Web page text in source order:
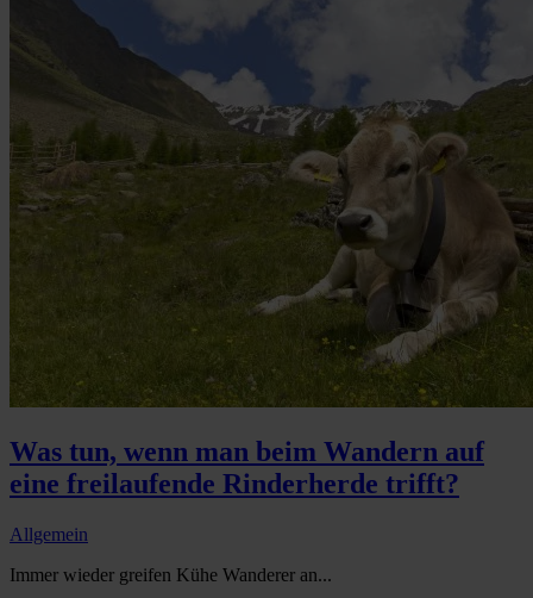
Was tun, wenn man beim Wandern auf
eine freilaufende Rinderherde trifft?
Allgemein
Immer wieder greifen Kühe Wanderer an...